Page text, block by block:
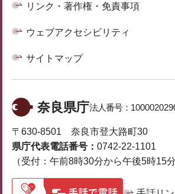
リンク・著作権・免責事項
ウェブアクセシビリティ
サイトマップ
奈良県庁法人番号：
〒630-8501 奈良市登大路町30
県庁代表電話番号： 0742-22-1101
（受付：午前8時30分から午後5時15分